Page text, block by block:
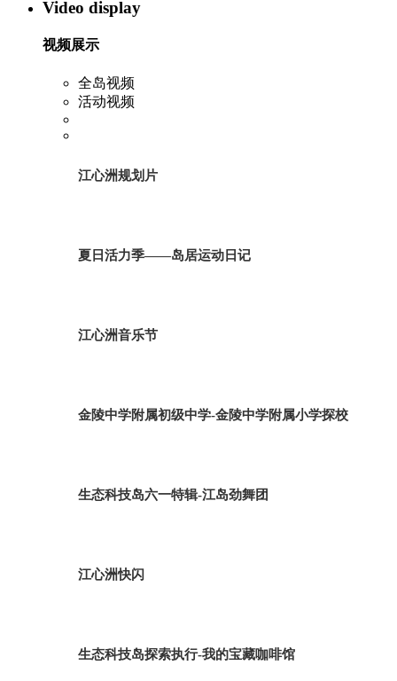
Video display
视频展示
全岛视频
活动视频
江心洲规划片
夏日活力季——岛居运动日记
江心洲音乐节
金陵中学附属初级中学-金陵中学附属小学探校
生态科技岛六一特辑-江岛劲舞团
江心洲快闪
生态科技岛探索执行-我的宝藏咖啡馆